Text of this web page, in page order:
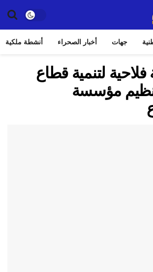
جهات أخبار الصحراء أنشطة ملكية
فلاحية لتنمية قطاع
مؤسسة